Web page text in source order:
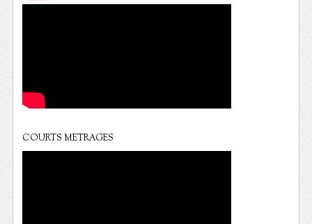
COURTS METRAGES